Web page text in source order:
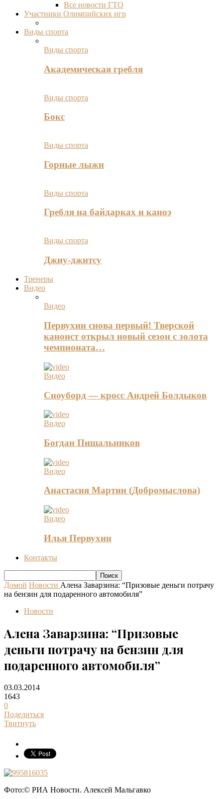
Все новости ГТО
Участники Олимпийских игр
Виды спорта
Виды спорта
Академическая гребля
Виды спорта
Бокс
Виды спорта
Горные лыжи
Виды спорта
Гребля на байдарках и каноэ
Виды спорта
Джиу-джитсу
Тренеры
Видео
Видео
Первухин снова первый! Тверской
каноист открыл новый сезон с золота
чемпионата…
Видео
Сноуборд — кросс Андрей Болдыков
Видео
Богдан Пищальников
Видео
Анастасия Мартин (Добромыслова)
Видео
Илья Первухин
Контакты
Домой Новости Алена Заварзина: “Призовые деньги потрачу
на бензин для подаренного автомобиля”
Новости
Алена Заварзина: “Призовые
деньги потрачу на бензин для
подаренного автомобиля”
03.03.2014
1643
0
Поделиться
Твитнуть
Фото:© РИА Новости. Алексей Мальгавко